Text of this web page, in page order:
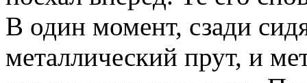
В один момент, сзади
металлический прут, и